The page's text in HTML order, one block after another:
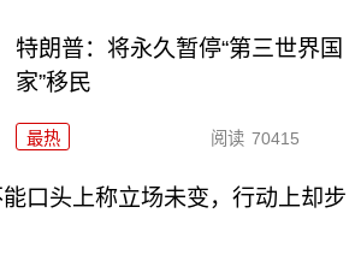
特朗普：将永久暂停“第三世界国
家”移民
最热 阅读 70415
口头上称立场未变，行动上却步